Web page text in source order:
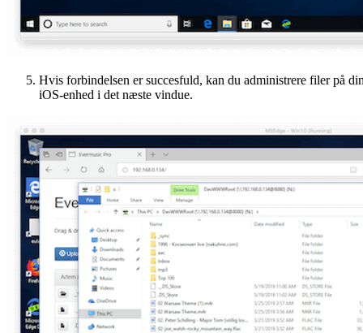
Hvis forbindelsen er succesfuld, kan du administrere filer på
iOS-enhed i det næste vindue.